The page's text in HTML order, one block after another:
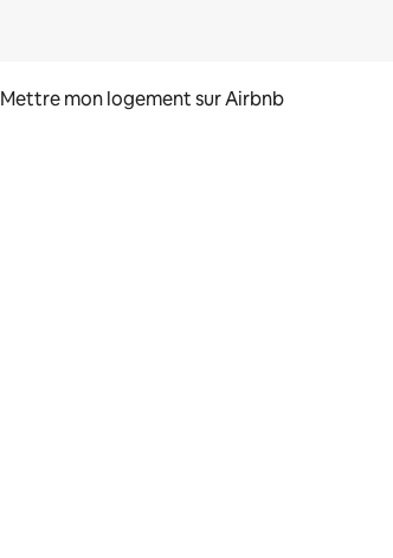
Mettre mon logement sur Airbnb